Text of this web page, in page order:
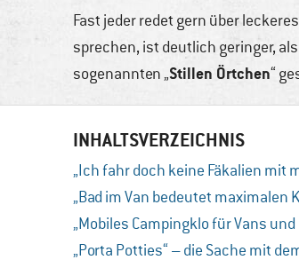
Fast jeder redet gern über
sprechen, ist deutlich geringer,
sogenannten „Stillen Örtchen“
INHALTSVERZEICHNIS
„Ich fahr doch keine Fäkalien mit
„Bad im Van bedeutet maximalen
„Mobiles Campingklo für Vans und
„Porta Potties“ – die Sache mit